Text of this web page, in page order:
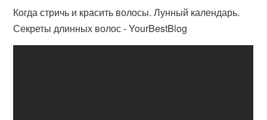
Когда стричь и красить волосы. Лунный календарь.
Секреты длинных волос - YourBestBlog